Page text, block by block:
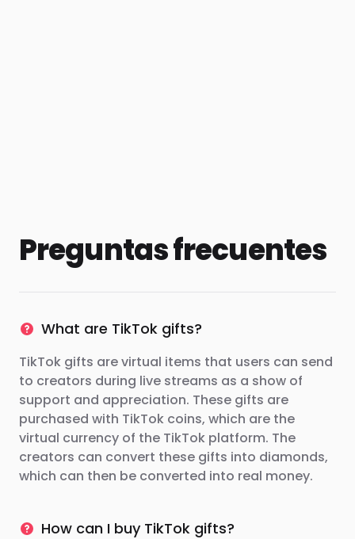
Preguntas frecuentes
What are TikTok gifts?
TikTok gifts are virtual items that users can send
to creators during live streams as a show of
support and appreciation. These gifts are
purchased with TikTok coins, which are the
virtual currency of the TikTok platform. The
creators can convert these gifts into diamonds,
which can then be converted into real money.
How can I buy TikTok gifts?